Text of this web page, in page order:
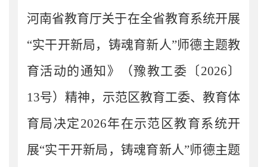
河南省教育厅关于在全省教育系统开展
“实干开新局，铸魂育新人”师德主题教
育活动的通知》
（豫教工委〔 2026〕
13号） 精神， 示范区教育工委、 教育体
育局决定2026年在示范区教育系统开
展“实干开新局，铸魂育新人”师德主题